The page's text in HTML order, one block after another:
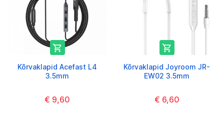

Kõrvaklapid Acefast L4
3.5mm
€ 9,60

Kõrvaklapid Joyroom JR-
EW02 3.5mm
€ 6,60